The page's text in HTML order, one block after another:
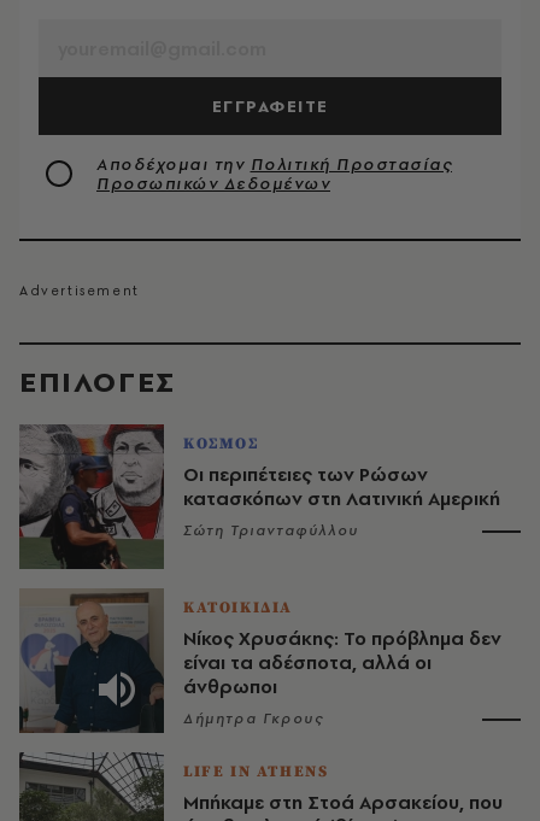
EΠΙΛΟΓΈΣ
ΚΟΣΜΟΣ
Οι περιπέτειες των Ρώσων
κατασκόπων στη Λατινική Αμερική
Σώτη Τριανταφύλλου
ΚΑΤΟΙΚΙΔΙΑ
Νίκος Χρυσάκης: Το πρόβλημα δεν
είναι τα αδέσποτα, αλλά οι
άνθρωποι
Δήμητρα Γκρους
LIFE IN ATHENS
Μπήκαμε στη Στοά Αρσακείου, που
ΕΓΓΡΑΦΕΙΤΕ
Αποδέχομαι την Πολιτική Προστασίας
Προσωπικών Δεδομένων